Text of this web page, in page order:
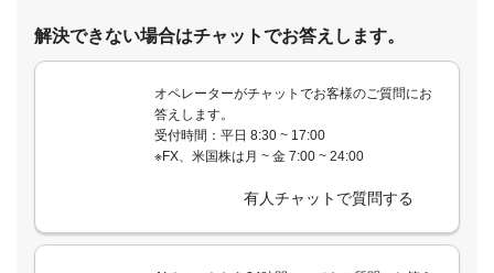
解決できない場合はチャットでお答えします。
オペレーターがチャットでお客様のご質問にお
答えします。
受付時間：平日 8:30 ~ 17:00
※FX、米国株は月 ~ 金 7:00 ~ 24:00
有人チャットで質問する